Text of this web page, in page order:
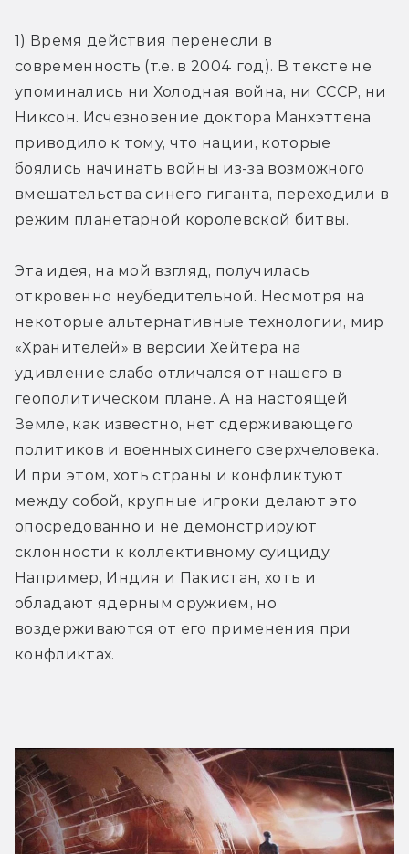
1) Время действия перенесли в
современность (т.е. в 2004 год). В тексте не
упоминались ни Холодная война, ни СССР, ни
Никсон. Исчезновение доктора Манхэттена
приводило к тому, что нации, которые
боялись начинать войны из-за возможного
вмешательства синего гиганта, переходили в
режим планетарной королевской битвы.
Эта идея, на мой взгляд, получилась
откровенно неубедительной. Несмотря на
некоторые альтернативные технологии, мир
«Хранителей» в версии Хейтера на
удивление слабо отличался от нашего в
геополитическом плане. А на настоящей
Земле, как известно, нет сдерживающего
политиков и военных синего сверхчеловека.
И при этом, хоть страны и конфликтуют
между собой, крупные игроки делают это
опосредованно и не демонстрируют
склонности к коллективному суициду.
Например, Индия и Пакистан, хоть и
обладают ядерным оружием, но
воздерживаются от его применения при
конфликтах.